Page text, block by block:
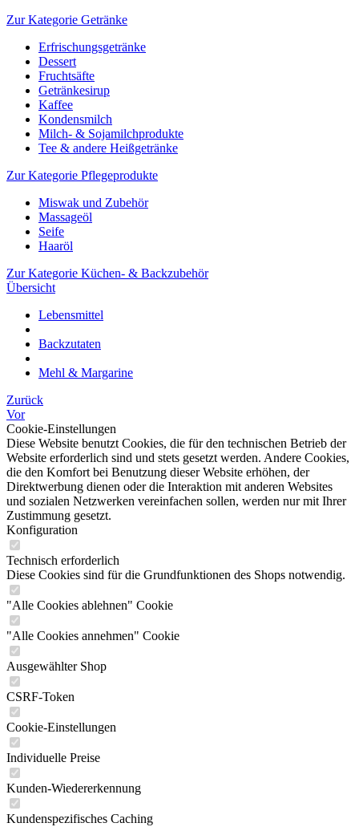
Zur Kategorie Getränke
Erfrischungsgetränke
Dessert
Fruchtsäfte
Getränkesirup
Kaffee
Kondensmilch
Milch- & Sojamilchprodukte
Tee & andere Heißgetränke
Zur Kategorie Pflegeprodukte
Miswak und Zubehör
Massageöl
Seife
Haaröl
Zur Kategorie Küchen- & Backzubehör
Übersicht
Lebensmittel
Backzutaten
Mehl & Margarine
Zurück
Vor
Cookie-Einstellungen
Diese Website benutzt Cookies, die für den technischen Betrieb der
Website erforderlich sind und stets gesetzt werden. Andere Cookies,
die den Komfort bei Benutzung dieser Website erhöhen, der
Direktwerbung dienen oder die Interaktion mit anderen Websites
und sozialen Netzwerken vereinfachen sollen, werden nur mit Ihrer
Zustimmung gesetzt.
Konfiguration
Technisch erforderlich
Diese Cookies sind für die Grundfunktionen des Shops notwendig.
"Alle Cookies ablehnen" Cookie
"Alle Cookies annehmen" Cookie
Ausgewählter Shop
CSRF-Token
Cookie-Einstellungen
Individuelle Preise
Kunden-Wiedererkennung
Kundenspezifisches Caching